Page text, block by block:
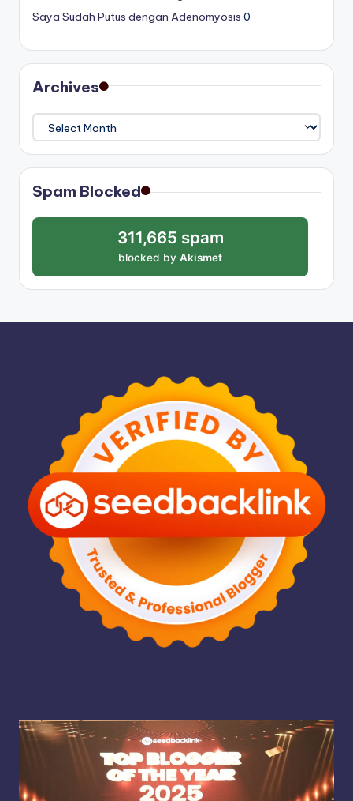
Saya Sudah Putus dengan Adenomyosis 0
Archives
Archives
Spam Blocked
311,665 spam
blocked by Akismet